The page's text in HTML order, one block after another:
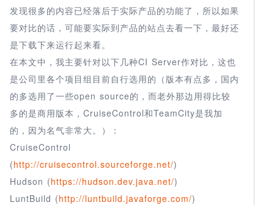
发现很多的内容已经落后于实际产品的功能了，所以如果
要对比的话，可能要实际到产品的站点去看一下，最好还
是下载下来运行起来看。
在本文中，我主要针对以下几种CI Server作对比，这也
是公司里各个项目组目前自行选用的（版本有点多，国内
的多选用了一些open source的，而老外那边用得比较
多的是商用版本，CruiseControl和TeamCity是我加
的，因为名气非常大。）：
CruiseControl
(http://cruisecontrol.sourceforge.net/)
Hudson (https://hudson.dev.java.net/)
LuntBuild (http://luntbuild.javaforge.com/)